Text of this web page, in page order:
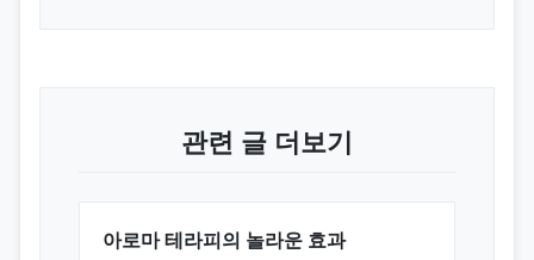
관련 글 더보기
아로마 테라피의 놀라운 효과